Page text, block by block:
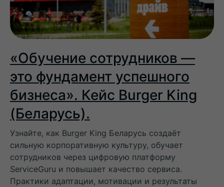
«Обучение сотрудников —
это фундамент успешного
бизнеса». Кейс Burger King
(Беларусь).
Узнайте, как Burger King Беларусь создаёт
сильную корпоративную культуру, обучает
сотрудников через цифровую платформу
ServiceGuru и повышает качество сервиса.
Практики адаптации, мотивации и результаты